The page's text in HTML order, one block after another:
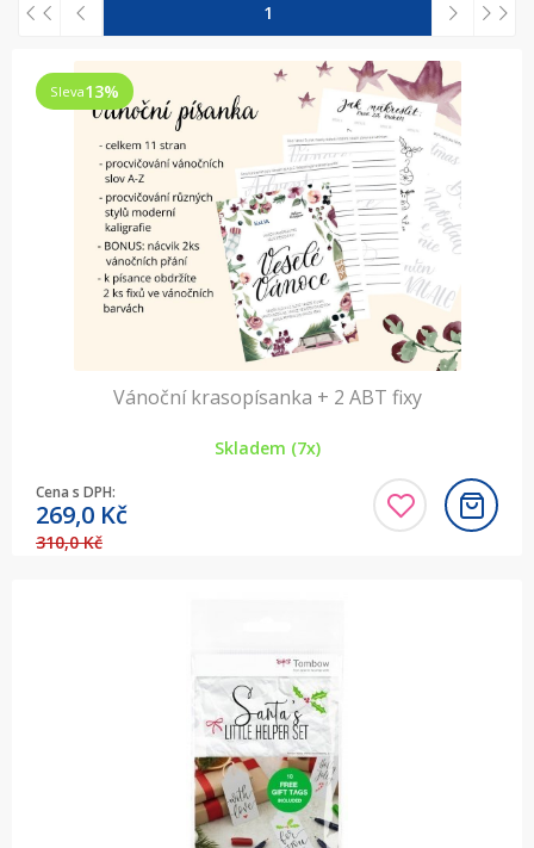
1
Sleva13%
Vánoční krasopísanka + 2 ABT fixy
Skladem (7x)
Cena s DPH:
269,0 Kč
310,0 Kč